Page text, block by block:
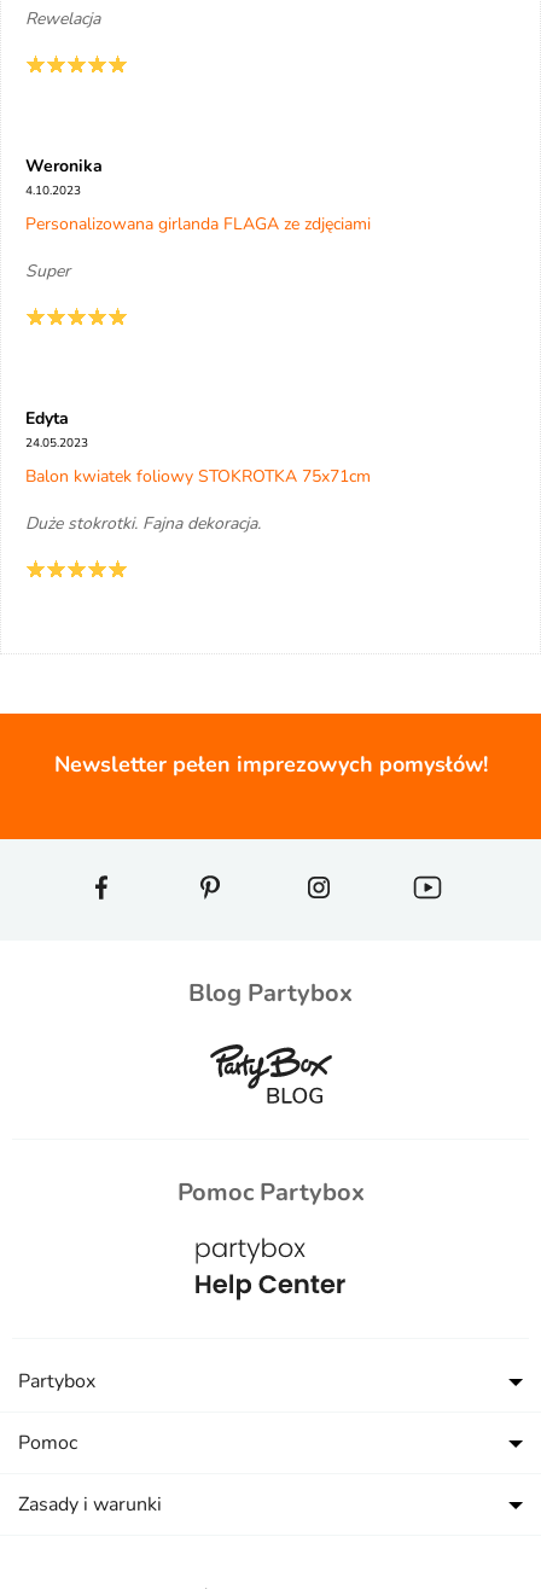
Rewelacja
Weronika
4.10.2023
Personalizowana girlanda FLAGA ze zdjęciami
Super
Edyta
24.05.2023
Balon kwiatek foliowy STOKROTKA 75x71cm
Duże stokrotki. Fajna dekoracja.
Newsletter pełen imprezowych pomysłów!
Blog Partybox
Pomoc Partybox
Partybox
Pomoc
Zasady i warunki